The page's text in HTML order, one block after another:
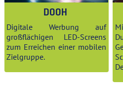
DOOH
Digitale Werbung auf
großflächigen LED-Screens
zum Erreichen einer mobilen
Zielgruppe.